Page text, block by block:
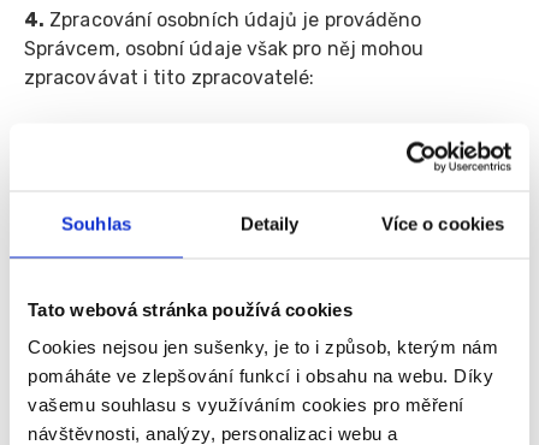
Souhlas Detaily Více o cookies
Tato webová stránka používá cookies
Cookies nejsou jen sušenky, je to i způsob, kterým nám
pomáháte ve zlepšování funkcí i obsahu na webu. Díky
vašemu souhlasu s využíváním cookies pro měření
návštěvnosti, analýzy, personalizaci webu a
4. Zpracování osobních údajů je prováděno
Správcem, osobní údaje však pro něj mohou
zpracovávat i tito zpracovatelé:
Společnost Fajn skupina pracovních portálů s.r.o.,
zapsaná u Krajského soudu v Ostravě, oddíl C, vložka
s.r.o., se sídlem Nymburk - Nymburk, Zbožská
1385/40, 28802, IČ: 247 42 252
c.Případně další poskytovatelé zpracovatelských
softwarů, služeb a aplikací, které však v současné